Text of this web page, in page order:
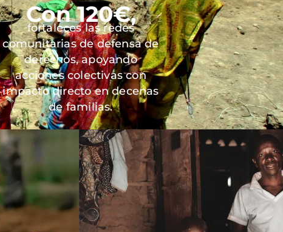
Con 120€,
fortaleces las redes
comunitarias de defensa de
derechos, apoyando
acciones colectivas con
impacto directo en decenas
de familias.